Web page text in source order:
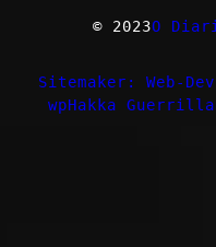
© 2023O
Sitemaker: Web-
wpHakka Guerrilla